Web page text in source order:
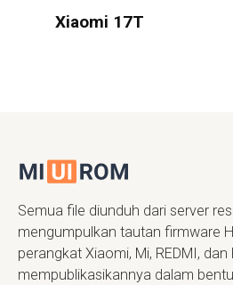
Xiaomi 17T
Semua file diunduh dari server
mengumpulkan tautan firmware
perangkat Xiaomi, Mi, REDMI, dan
mempublikasikannya dalam